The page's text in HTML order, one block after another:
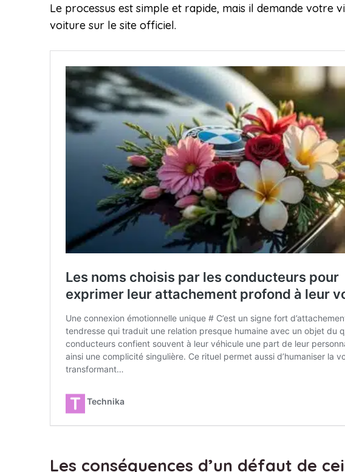
Le processus est simple et rapide, mais il demande
voiture sur le site officiel.
Les conséquences d’un défaut de